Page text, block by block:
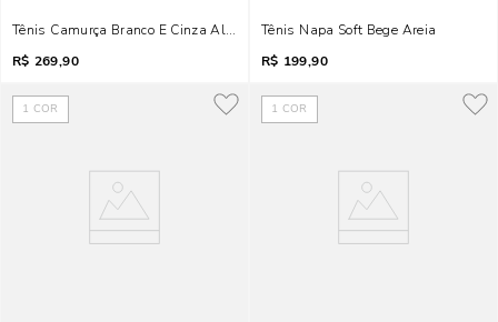
Tênis Camurça Branco E Cinza Alvejado
R$ 269,90
Tênis Napa Soft Bege Areia
R$ 199,90
1 COR 1 COR